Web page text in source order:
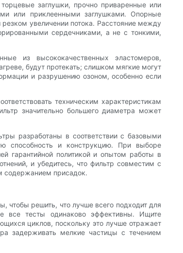
заглушки, прочно приваренные или
или приклеенными заглушками. Опорные
увеличении потока. Расстояние между
сердечниками, а не с тонкими,
из высококачественных эластомеров,
будут протекать; слишком мягкие могут
и разрушению озоном, особенно если
техническим характеристикам
значительно большего диаметра может
разработаны в соответствии с базовыми
способность и конструкцию. При выборе
гарантийной политикой и опытом работы в
и убедитесь, что фильтр совместим с
содержанием присадок.
чтобы решить, что лучше всего подходит для
все тесты одинаково эффективны. Ищите
циклов, поскольку это лучше отражает
задерживать мелкие частицы с течением